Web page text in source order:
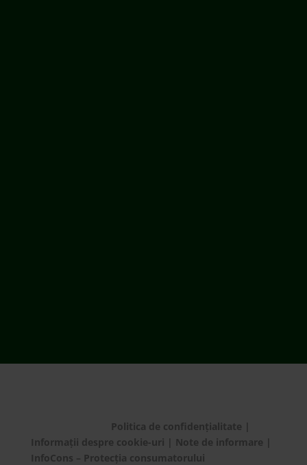
Politica de confidențialitate
Informații despre cookie-uri
Note de informare
InfoCons – Protecția consumatorului